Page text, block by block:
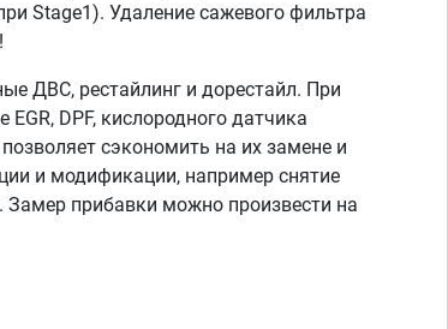
Stage1). Удаление сажевого фильтра
ДВС, рестайлинг и дорестайл. При
DPF, кислородного датчика
сэкономить на их замене и
и модификации, например снятие
прибавки можно произвести на